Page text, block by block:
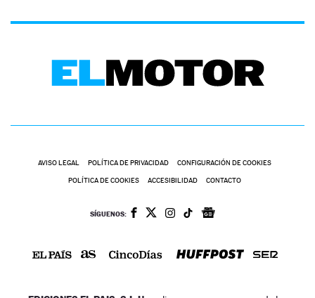
AVISO LEGAL POLÍTICA DE PRIVACIDAD CONFIGURACIÓN DE COOKIES
POLÍTICA DE COOKIES ACCESIBILIDAD CONTACTO
SÍGUENOS: